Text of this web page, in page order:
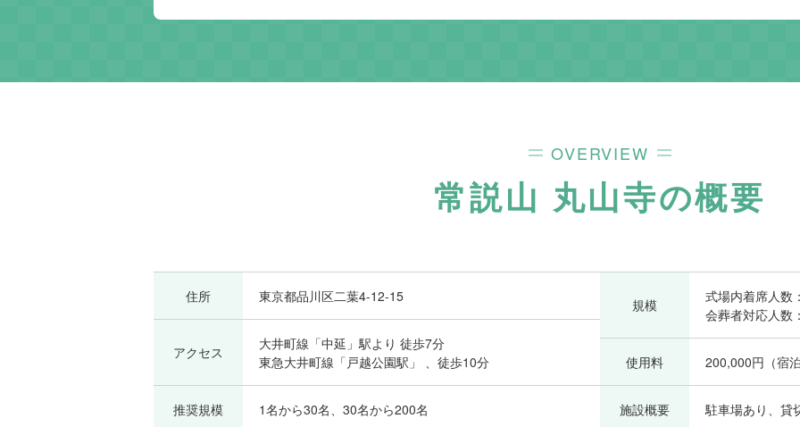
OVERVIEW
常説山 丸山寺の概要
住所 東京都品川区二葉4-12-15
アクセス
大井町線「中延」駅より 徒歩7分
東急大井町線「戸越公園駅」 、徒歩10分
推奨規模 1名から30名、30名から200名
規模
式場内着席人
会葬者対応人
使用料 200,000円（宿
施設概要 駐車場あり、貸